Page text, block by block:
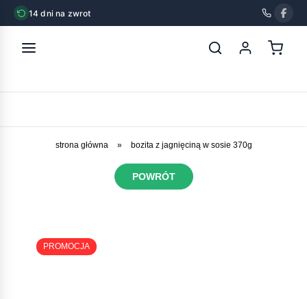
14 dni na zwrot
strona główna » bozita z jagnięciną w sosie 370g
POWRÓT
PROMOCJA